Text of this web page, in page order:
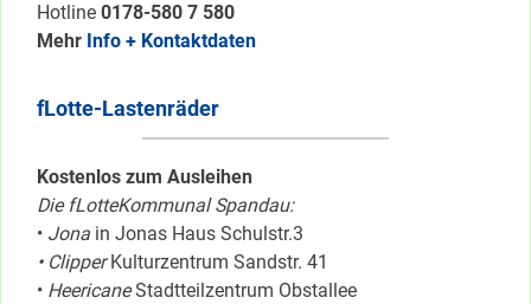
Hotline 0178-580 7 580
Mehr Info + Kontaktdaten
fLotte-Lastenräder
Kostenlos zum Ausleihen
Die fLotteKommunal Spandau:
• Jona in Jonas Haus Schulstr.3
• ClipperKulturzentrum Sandstr. 41
• HeericaneStadtteilzentrum Obstallee